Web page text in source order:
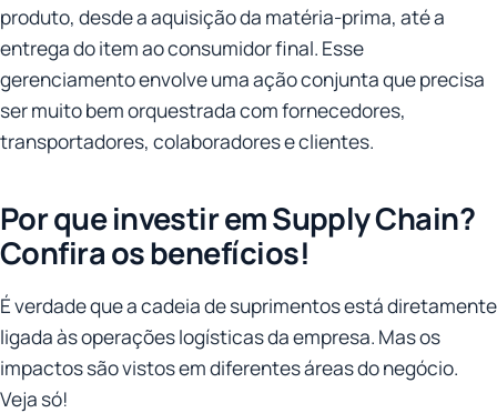
produto, desde a aquisição da matéria-prima, até a
entrega do item ao consumidor final. Esse
gerenciamento envolve uma ação conjunta que precisa
ser muito bem orquestrada com fornecedores,
transportadores, colaboradores e clientes.
Por que investir em Supply Chain?
Confira os benefícios!
É verdade que a cadeia de suprimentos está diretamente
ligada às operações logísticas da empresa. Mas os
impactos são vistos em diferentes áreas do negócio.
Veja só!